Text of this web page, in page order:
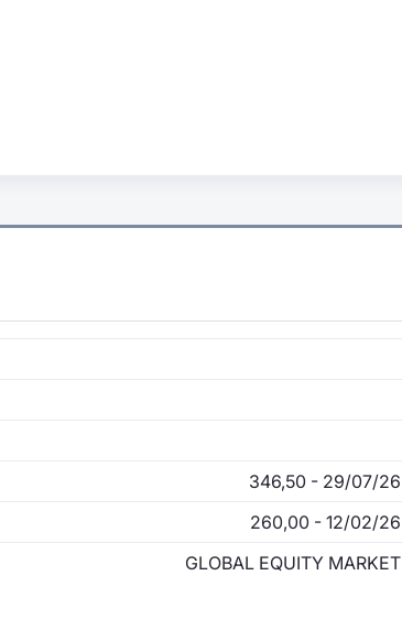
346,50 - 29/07/26
260,00 - 12/02/26
GLOBAL EQUITY MARKET